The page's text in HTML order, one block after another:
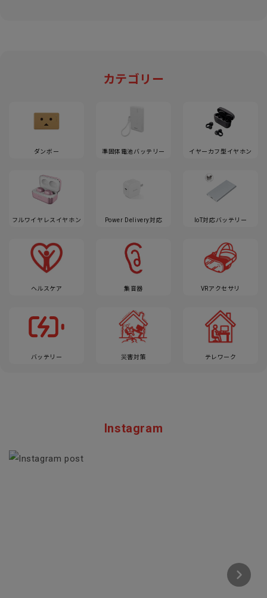
カテゴリー
ダンボー 準固体電池バッテリー イヤーカフ型イヤホン
フルワイヤレスイヤホン Power Delivery対応 IoT対応バッテリー
ヘルスケア 集音器 VRアクセサリ
バッテリー 災害対策 テレワーク
Instagram